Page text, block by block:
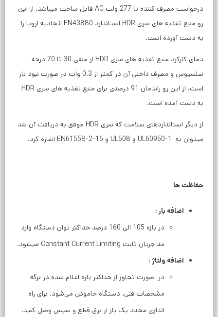
درخواست مصرف کننده تا 277 ولت AC قابل ساخت میباشد. از این
رو منبع تغذیه های سری HDR استاندارد EN43880 اتحادیه اروپا را
به دست آورده است.
دمای کارکرد منبع تغذیه های سری HDR از منفی 30 تا 70 درجه
سلسیوس و مصرف داخلی آن در کمتر از 0.3 وات در صورت نبود بار
است، از این رو راندمان 91 درصدی برای منبع تغذیه های سری HDR
به دست آمده است.
از دیگر استانداردهای سلامت که سری HDR موفق به دریافت آن شد
میتوان به UL60950-1 و UL508 و EN61558-2-16 اشاره کرد.
حفاظت ها
اضافه بار :
در بازه 105 الی 160 درصد حداکثر توان دستگاه وارد
مد جریان ثابت Constant Current Limiting میشود.
اضافه ولتاژ :
در صورت تجاوز از حداکثر بازه اعلام شده در برگه
مشخصات فنی، دستگاه خاموش می‌شود. برای راه
اندازی مجدد یک باز از برق قطع و سپس وصل کنید.